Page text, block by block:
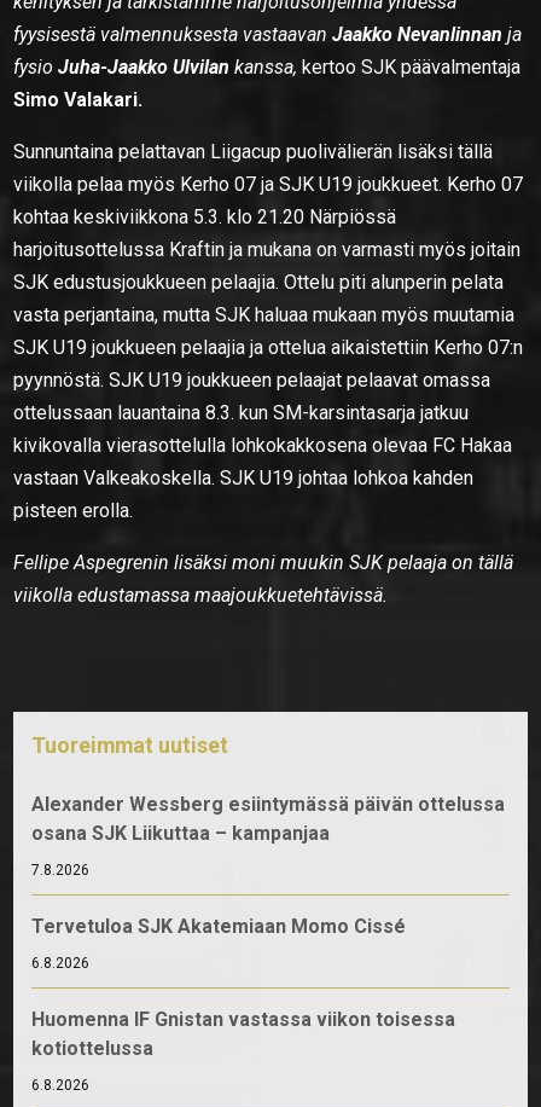
fyysisestä valmennuksesta vastaavan Jaakko Nevanlinnan ja
fysioJuha-Jaakko Ulvilan kanssa, kertoo SJK päävalmentaja
Simo Valakari.
Sunnuntaina pelattavan Liigacup puolivälierän lisäksi tällä
viikolla pelaa myös Kerho 07 ja SJK U19 joukkueet. Kerho 07
kohtaa keskiviikkona 5.3. klo 21.20 Närpiössä
harjoitusottelussa Kraftin ja mukana on varmasti myös joitain
SJK edustusjoukkueen pelaajia. Ottelu piti alunperin pelata
vasta perjantaina, mutta SJK haluaa mukaan myös muutamia
SJK U19 joukkueen pelaajia ja ottelua aikaistettiin Kerho 07:n
pyynnöstä. SJK U19 joukkueen pelaajat pelaavat omassa
ottelussaan lauantaina 8.3. kun SM-karsintasarja jatkuu
kivikovalla vierasottelulla lohkokakkosena olevaa FC Hakaa
vastaan Valkeakoskella. SJK U19 johtaa lohkoa kahden
pisteen erolla.
Fellipe Aspegrenin lisäksi moni muukin SJK pelaaja on tällä
viikolla edustamassa maajoukkuetehtävissä.
Tuoreimmat uutiset
Alexander Wessberg esiintymässä päivän ottelussa
osana SJK Liikuttaa – kampanjaa
7.8.2026
Tervetuloa SJK Akatemiaan Momo Cissé
6.8.2026
Huomenna IF Gnistan vastassa viikon toisessa
kotiottelussa
6.8.2026